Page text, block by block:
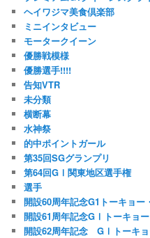
ヘイワジマ美食倶楽部
ミニインタビュー
モータークイーン
優勝戦模様
優勝選手!!!!
告知VTR
未分類
横断幕
水神祭
的中ポイントガール
第35回SGグランプリ
第64回GⅠ関東地区選手権
選手
開設60周年記念G1トーキョー
開設61周年記念GⅠトーキョ
開設62周年記念 GⅠトーキョ